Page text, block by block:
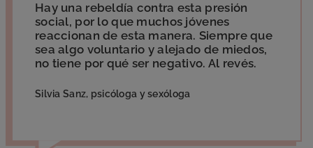
Hay una rebeldía contra esta presión
social, por lo que muchos jóvenes
reaccionan de esta manera. Siempre que
sea algo voluntario y alejado de miedos,
no tiene por qué ser negativo. Al revés.
Silvia Sanz, psicóloga y sexóloga